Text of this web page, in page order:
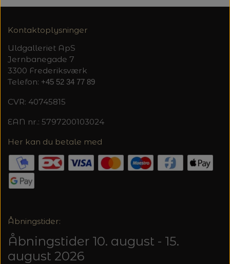
Kontaktoplysninger
Uldgalleriet ApS
Jernbanegade 7
3300 Frederiksværk
Telefon: +45 52 34 77 89
CVR: 40745815
EAN nr.: 5797200103024
Her kan du betale med
Åbningstider:
Åbningstider 10. august - 15.
august 2026